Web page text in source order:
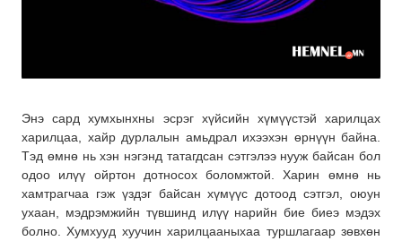
Энэ сард хумхынхны эсрэг хүйсийн хүмүүстэй харилцах
харилцаа, хайр дурлалын амьдрал ихээхэн өрнүүн байна.
Тэд өмнө нь хэн нэгэнд татагдсан сэтгэлээ нууж байсан бол
одоо илүү ойртон дотносох боломжтой. Харин өмнө нь
хамтрагчаа гэж үздэг байсан хүмүүс дотоод сэтгэл, оюун
ухаан, мэдрэмжийн түвшинд илүү нарийн бие биеэ мэдэх
болно. Хумхууд хуучин харилцааныхаа туршлагаар зөвхөн